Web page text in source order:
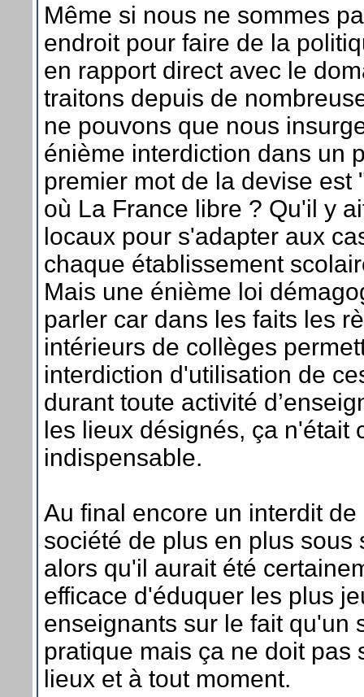
Même si nous ne sommes
endroit pour faire de la
en rapport direct avec le
traitons depuis de
ne pouvons que nous
énième interdiction dans un
premier mot de la devise est
où La France libre ? Qu'il y
locaux pour s'adapter aux
chaque établissement
Mais une énième loi
parler car dans les faits les
intérieurs de collèges
interdiction d'utilisation de
durant toute activité
les lieux désignés, ça n'était
indispensable.
Au final encore un interdit
société de plus en plus sous
alors qu'il aurait été
efficace d'éduquer les plus
enseignants sur le fait qu'un
pratique mais ça ne doit pas
lieux et à tout moment.